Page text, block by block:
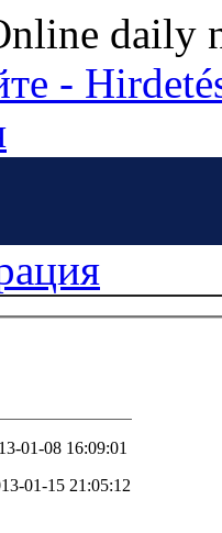
daily
-
01-08 16:09:01
01-15 21:05:12